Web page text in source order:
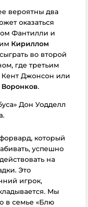
вероятны два
оказаться
Фантилли и
Кириллом
во второй
где третьим
Кент Джонсон или
.
Дон Уодделл
который
успешно
на
Это
игрок,
Мы
в семье «Блю